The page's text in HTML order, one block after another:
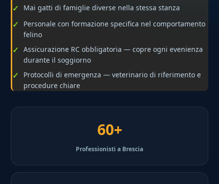
Mai gatti di famiglie diverse nella stessa stanza
Personale con formazione specifica nel comportamento
felino
Assicurazione RC obbligatoria — copre ogni evenienza
durante il soggiorno
Protocolli di emergenza — veterinario di riferimento e
procedure chiare
60+
Professionisti a Brescia